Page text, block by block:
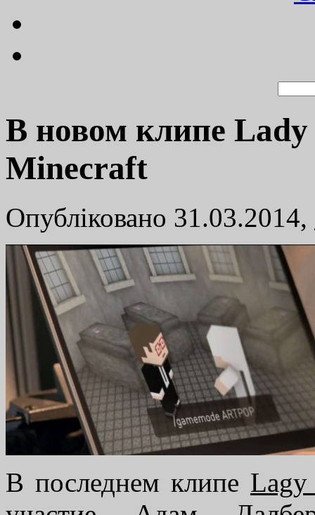
В новом клипе Lady
Minecraft
Опубліковано 31.03.2014,
В последнем клипе Lagy